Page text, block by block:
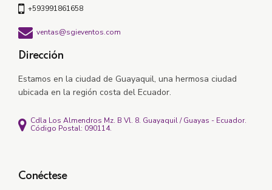
+593991861658
ventas@sgieventos.com
Dirección
Estamos en la ciudad de Guayaquil, una hermosa ciudad
ubicada en la región costa del Ecuador.
Cdla Los Almendros Mz. B Vl. 8. Guayaquil / Guayas - Ecuador.
Código Postal: 090114.
Conéctese